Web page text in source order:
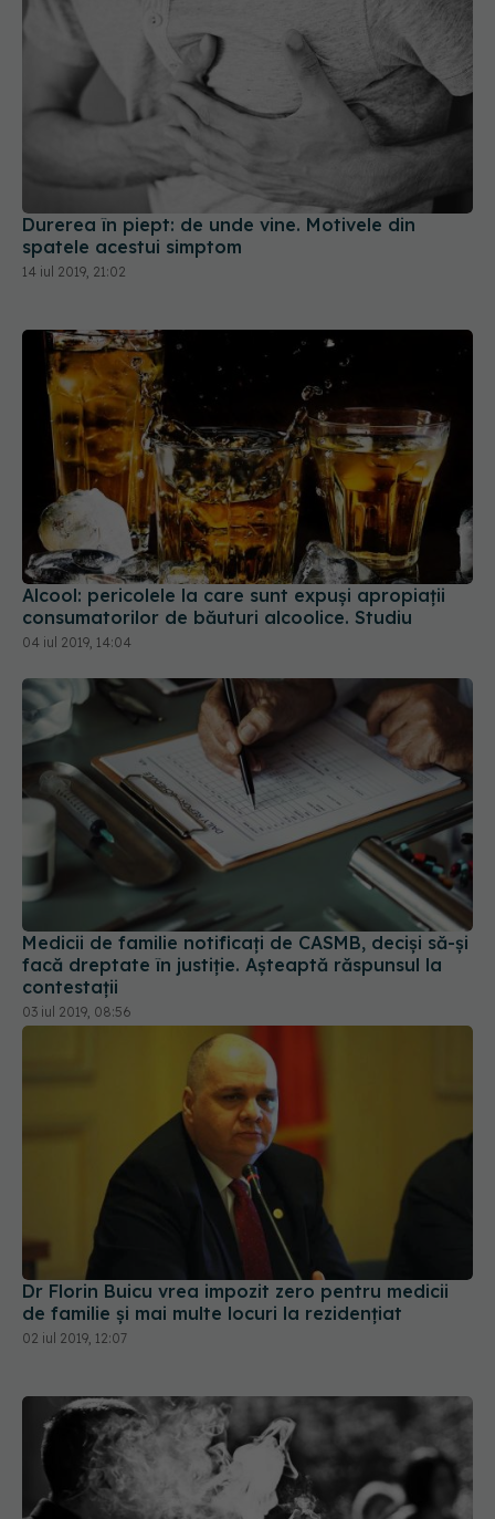
Durerea în piept: de unde vine. Motivele din
spatele acestui simptom
14 iul 2019, 21:02
Alcool: pericolele la care sunt expuși apropiații
consumatorilor de băuturi alcoolice. Studiu
04 iul 2019, 14:04
Medicii de familie notificați de CASMB, deciși să-și
facă dreptate în justiție. Așteaptă răspunsul la
contestații
03 iul 2019, 08:56
Dr Florin Buicu vrea impozit zero pentru medicii
de familie și mai multe locuri la rezidențiat
02 iul 2019, 12:07